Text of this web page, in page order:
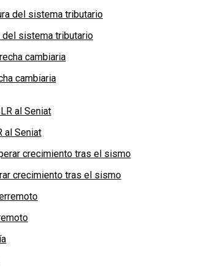
del sistema tributario
cambiaria
al Seniat
crecimiento tras el sismo